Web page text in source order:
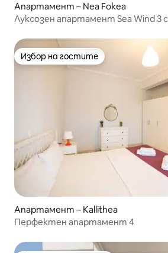
Апартамент – Nea Fokea
Луксозен апартамент Sea Wind 3
Избор на гостите
Избор на гостите
Апартамент – Kallithea
Перфектен апартамент 4